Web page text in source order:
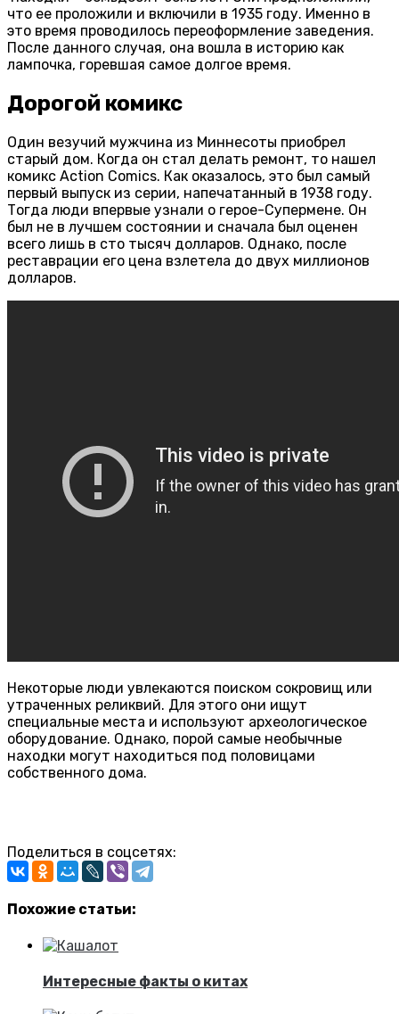
что ее проложили и включили в 1935 году. Именно в
это время проводилось переоформление заведения.
После данного случая, она вошла в историю как
лампочка, горевшая самое долгое время.
Дорогой комикс
Один везучий мужчина из Миннесоты приобрел
старый дом. Когда он стал делать ремонт, то нашел
комикс Action Comics. Как оказалось, это был самый
первый выпуск из серии, напечатанный в 1938 году.
Тогда люди впервые узнали о герое-Супермене. Он
был не в лучшем состоянии и сначала был оценен
всего лишь в сто тысяч долларов. Однако, после
реставрации его цена взлетела до двух миллионов
долларов.
Некоторые люди увлекаются поиском сокровищ или
утраченных реликвий. Для этого они ищут
специальные места и используют археологическое
оборудование. Однако, порой самые необычные
находки могут находиться под половицами
собственного дома.
Поделиться в соцсетях:
Похожие статьи:
Интересные факты о китах